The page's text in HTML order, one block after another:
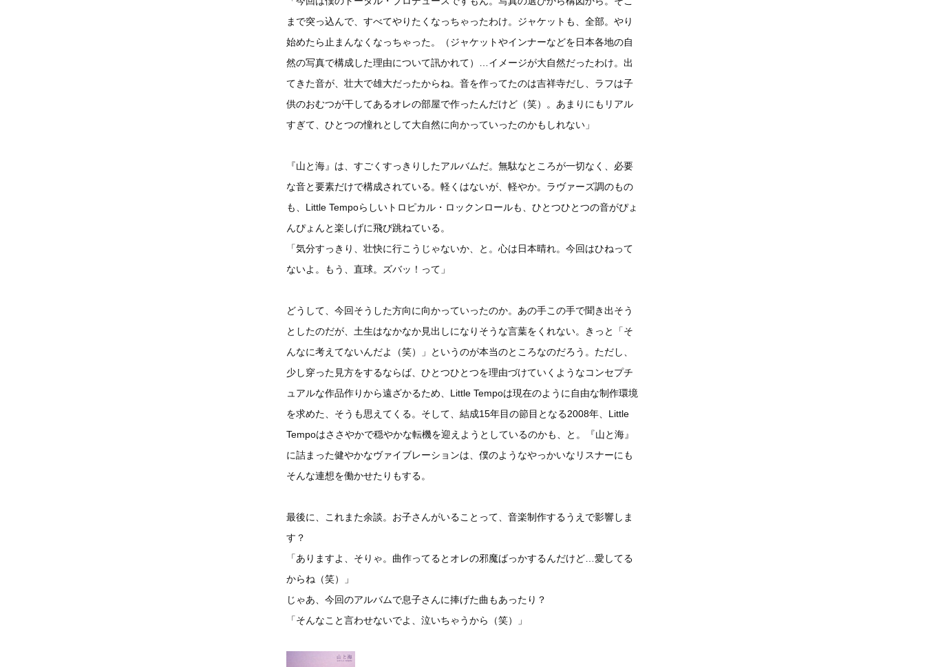
まで突っ込んで、すべてやりたくなっちゃったわけ。ジャケットも、全部。やり
始めたら止まんなくなっちゃった。（ジャケットやインナーなどを日本各地の自
然の写真で構成した理由について訊かれて）…イメージが大自然だったわけ。出
てきた音が、壮大で雄大だったからね。音を作ってたのは吉祥寺だし、ラフは子
供のおむつが干してあるオレの部屋で作ったんだけど（笑）。あまりにもリアル
すぎて、ひとつの憧れとして大自然に向かっていったのかもしれない」
『山と海』は、すごくすっきりしたアルバムだ。無駄なところが一切なく、必要
な音と要素だけで構成されている。軽くはないが、軽やか。ラヴァーズ調のもの
も、Little Tempoらしいトロピカル・ロックンロールも、ひとつひとつの音がぴょ
んぴょんと楽しげに飛び跳ねている。
「気分すっきり、壮快に行こうじゃないか、と。心は日本晴れ。今回はひねって
ないよ。もう、直球。ズバッ！って」
どうして、今回そうした方向に向かっていったのか。あの手この手で聞き出そう
としたのだが、土生はなかなか見出しになりそうな言葉をくれない。きっと「そ
んなに考えてないんだよ（笑）」というのが本当のところなのだろう。ただし、
少し穿った見方をするならば、ひとつひとつを理由づけていくようなコンセプチ
ュアルな作品作りから遠ざかるため、Little Tempoは現在のように自由な制作環境
を求めた、そうも思えてくる。そして、結成15年目の節目となる2008年、Little
Tempoはささやかで穏やかな転機を迎えようとしているのかも、と。『山と海』
に詰まった健やかなヴァイブレーションは、僕のようなやっかいなリスナーにも
そんな連想を働かせたりもする。
最後に、これまた余談。お子さんがいることって、音楽制作するうえで影響しま
す？
「ありますよ、そりゃ。曲作ってるとオレの邪魔ばっかするんだけど…愛してる
からね（笑）」
じゃあ、今回のアルバムで息子さんに捧げた曲もあったり？
「そんなこと言わせないでよ、泣いちゃうから（笑）」